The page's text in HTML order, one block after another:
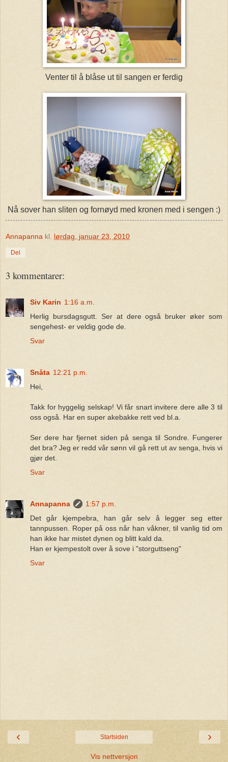
Venter til å blåse ut til sangen er ferdig
Nå sover han sliten og fornøyd med kronen med i sengen :)
Annapanna kl. lørdag, januar 23, 2010
Del
3 kommentarer:
Siv Karin 1:16 a.m.
Herlig bursdagsgutt. Ser at dere også bruker øker som
sengehest- er veldig gode de.
Svar
Snåta 12:21 p.m.
Hei,
Takk for hyggelig selskap! Vi får snart invitere dere alle 3 til
oss også. Har en super akebakke rett ved bl.a.
Ser dere har fjernet siden på senga til Sondre. Fungerer
det bra? Jeg er redd vår sønn vil gå rett ut av senga, hvis vi
gjør det.
Svar
Annapanna
1:57 p.m.
Det går kjempebra, han går selv å legger seg etter
tannpussen. Roper på oss når han våkner, til vanlig tid om
han ikke har mistet dynen og blitt kald da.
Han er kjempestolt over å sove i "storguttseng"
Svar
‹ ›
Startsiden
Vis nettversjon